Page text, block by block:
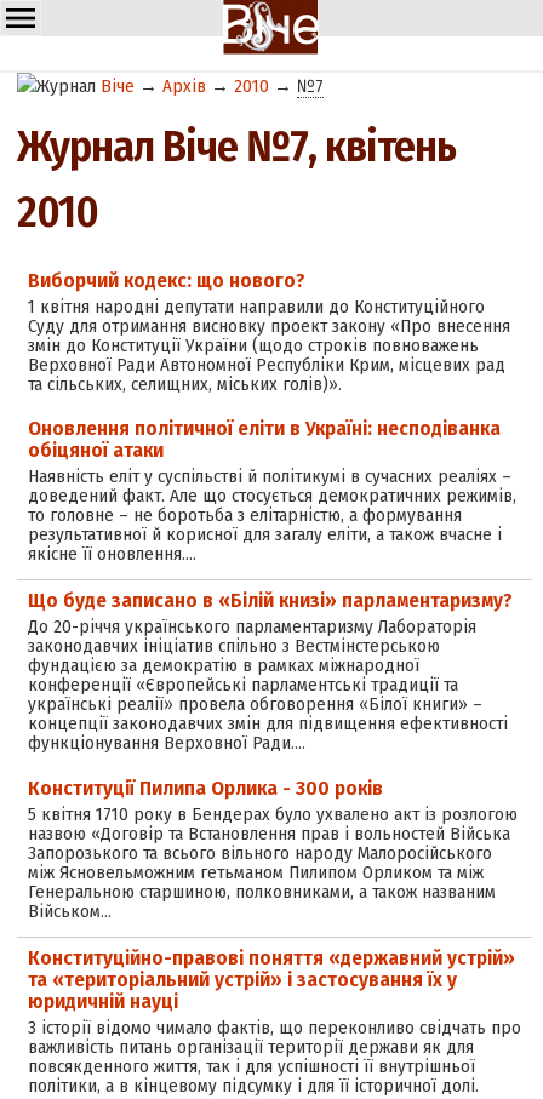
Віче →Архів →2010 → №7
Журнал Віче №7, квітень
2010
Виборчий кодекс: що нового?
1 квітня народні депутати направили до Конституційного
Суду для отримання висновку проект закону «Про внесення
змін до Конституції України (щодо строків повноважень
Верховної Ради Автономної Республіки Крим, місцевих рад
та сільських, селищних, міських голів)».
Оновлення політичної еліти в Україні: несподіванка
обіцяної атаки
Наявність еліт у суспільстві й політикумі в сучасних реаліях –
доведений факт. Але що стосується демократичних режимів,
то головне – не боротьба з елітарністю, а формування
результативної й корисної для загалу еліти, а також вчасне і
якісне її оновлення.…
Що буде записано в «Білій книзі» парламентаризму?
До 20-річчя українського парламентаризму Лабораторія
законодавчих ініціатив спільно з Вестмінстерською
фундацією за демократію в рамках міжнародної
конференції «Європейські парламентські традиції та
українські реалії» провела обговорення «Білої книги» –
концепції законодавчих змін для підвищення ефективності
функціонування Верховної Ради.…
Конституції Пилипа Орлика - 300 років
5 квітня 1710 року в Бендерах було ухвалено акт із розлогою
назвою «Договір та Встановлення прав і вольностей Війська
Запорозького та всього вільного народу Малоросійського
між Ясновельможним гетьманом Пилипом Орликом та між
Генеральною старшиною, полковниками, а також названим
Військом…
Конституційно-правові поняття «державний устрій»
та «територіальний устрій» і застосування їх у
юридичній науці
З історії відомо чимало фактів, що переконливо свідчать про
важливість питань організації території держави як для
повсякденного життя, так і для успішності її внутрішньої
політики, а в кінцевому підсумку і для її історичної долі.